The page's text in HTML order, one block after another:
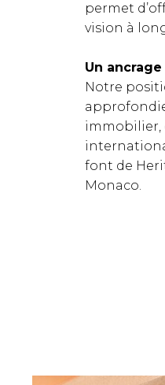
permet
vision à
Un
Notre
immobilier,
font de
Monaco.